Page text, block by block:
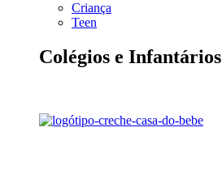
Criança
Teen
Colégios e Infantários